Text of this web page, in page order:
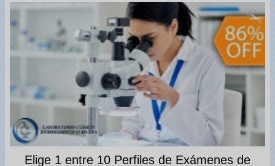
Elige 1 entre 10 Perfiles de Exámenes de